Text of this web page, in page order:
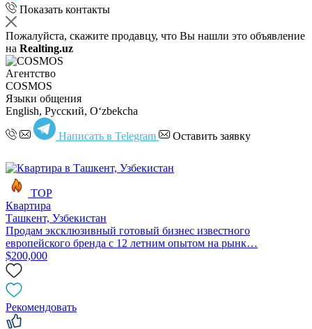
Показать контакты
Пожалуйста, скажите продавцу, что Вы нашли это объявление
на Realting.uz
Агентство
COSMOS
Языки общения
English, Русский, Oʻzbekcha
Написать в Telegram Оставить заявку
TOP
Квартира
Ташкент, Узбекистан
Продам эксклюзивный готовый бизнес известного
европейского бренда с 12 летним опытом на рынк…
$200,000
Рекомендовать